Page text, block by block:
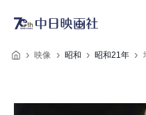
映像 昭和 昭和21年